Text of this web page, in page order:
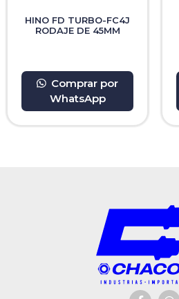
HINO FD TURBO-FC4J
RODAJE DE 45MM
Comprar por
WhatsApp